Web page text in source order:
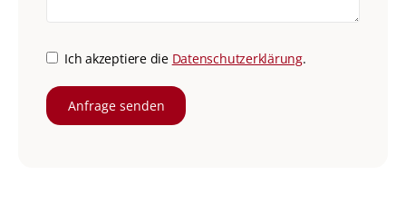
Ich akzeptiere die Datenschutzerklärung.